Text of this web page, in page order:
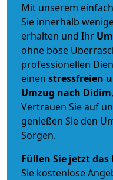
Mit unserem
Sie innerhalb
erhalten und Ihr
ohne böse
professionellen
einen stressfreien
Umzug nach Didim
Vertrauen Sie auf
genießen Sie den
Sorgen.
Füllen Sie jetzt
Sie kostenlose